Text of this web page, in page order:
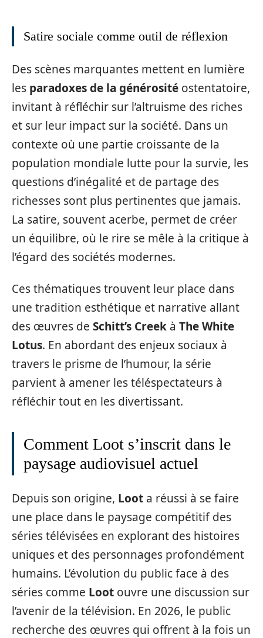
Satire sociale comme outil de réflexion
Des scènes marquantes mettent en lumière
les paradoxes de la générosité ostentatoire,
invitant à réfléchir sur l’altruisme des riches
et sur leur impact sur la société. Dans un
contexte où une partie croissante de la
population mondiale lutte pour la survie, les
questions d’inégalité et de partage des
richesses sont plus pertinentes que jamais.
La satire, souvent acerbe, permet de créer
un équilibre, où le rire se mêle à la critique à
l’égard des sociétés modernes.
Ces thématiques trouvent leur place dans
une tradition esthétique et narrative allant
des œuvres de Schitt’s Creek à The White
Lotus. En abordant des enjeux sociaux à
travers le prisme de l’humour, la série
parvient à amener les téléspectateurs à
réfléchir tout en les divertissant.
Comment Loot s’inscrit dans le
paysage audiovisuel actuel
Depuis son origine, Loot a réussi à se faire
une place dans le paysage compétitif des
séries télévisées en explorant des histoires
uniques et des personnages profondément
humains. L’évolution du public face à des
séries comme Loot ouvre une discussion sur
l’avenir de la télévision. En 2026, le public
recherche des œuvres qui offrent à la fois un